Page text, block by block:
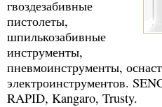
гвоздезабивные
пистолеты,
шпилькозабивные
инструменты,
пневмоинструменты,
электроинструментов.
RAPID, Kangaro, Trusty.